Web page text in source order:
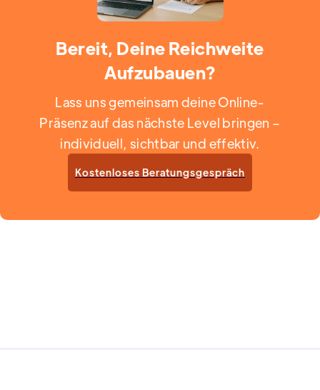
Bereit, Deine Reichweite
Aufzubauen?
Lass uns gemeinsam deine Online-
Präsenz auf das nächste Level bringen –
individuell, sichtbar und effektiv.
Kostenloses Beratungsgespräch